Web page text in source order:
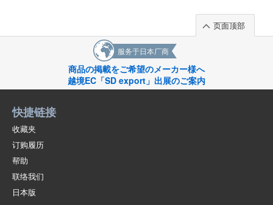
页面顶部
服务于日本厂商
商品の掲載をご希望のメーカー様へ
越境EC「SD export」出展のご案内
快捷链接
收藏夹
订购履历
帮助
联络我们
日本版